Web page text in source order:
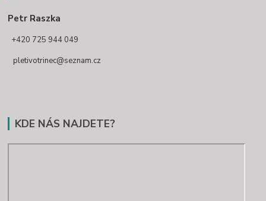
Petr Raszka
+420 725 944 049
pletivotrinec@seznam.cz
KDE NÁS NAJDETE?